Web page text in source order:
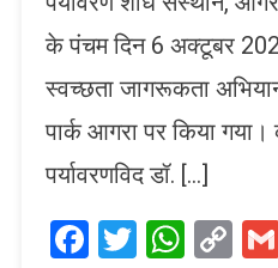
के पंचम दिन 6 अक्टूबर
स्वच्छता जागरूकता
पार्क आगरा पर किया
पर्यावरणविद डॉ. […]
Facebook
Twitter